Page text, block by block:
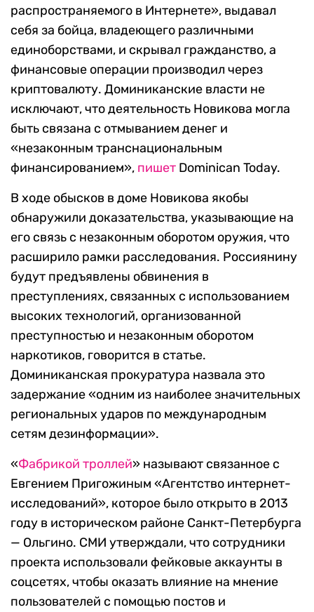
распространяемого в Интернете», выдавал
себя за бойца, владеющего различными
единоборствами, и скрывал гражданство, а
финансовые операции производил через
криптовалюту. Доминиканские власти не
исключают, что деятельность Новикова могла
быть связана с отмыванием денег и
«незаконным транснациональным
финансированием», пишет Dominican Today.
В ходе обысков в доме Новикова якобы
обнаружили доказательства, указывающие на
его связь с незаконным оборотом оружия, что
расширило рамки расследования. Россиянину
будут предъявлены обвинения в
преступлениях, связанных с использованием
высоких технологий, организованной
преступностью и незаконным оборотом
наркотиков, говорится в статье.
Доминиканская прокуратура назвала это
задержание «одним из наиболее значительных
региональных ударов по международным
сетям дезинформации».
«Фабрикой троллей» называют связанное с
Евгением Пригожиным «Агентство интернет-
исследований», которое было открыто в 2013
году в историческом районе Санкт-Петербурга
— Ольгино. СМИ утверждали, что сотрудники
проекта использовали фейковые аккаунты в
соцсетях, чтобы оказать влияние на мнение
пользователей с помощью постов и